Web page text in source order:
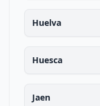
Huelva
Huesca
Jaen